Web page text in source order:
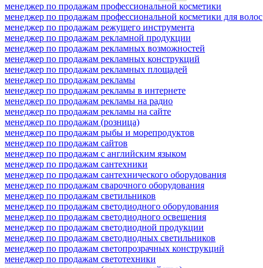
менеджер по продажам профессиональной косметики
менеджер по продажам профессиональной косметики для волос
менеджер по продажам режущего инструмента
менеджер по продажам рекламной продукции
менеджер по продажам рекламных возможностей
менеджер по продажам рекламных конструкций
менеджер по продажам рекламных площадей
менеджер по продажам рекламы
менеджер по продажам рекламы в интернете
менеджер по продажам рекламы на радио
менеджер по продажам рекламы на сайте
менеджер по продажам (розница)
менеджер по продажам рыбы и морепродуктов
менеджер по продажам сайтов
менеджер по продажам с английским языком
менеджер по продажам сантехники
менеджер по продажам сантехнического оборудования
менеджер по продажам сварочного оборудования
менеджер по продажам светильников
менеджер по продажам светодиодного оборудования
менеджер по продажам светодиодного освещения
менеджер по продажам светодиодной продукции
менеджер по продажам светодиодных светильников
менеджер по продажам светопрозрачных конструкций
менеджер по продажам светотехники